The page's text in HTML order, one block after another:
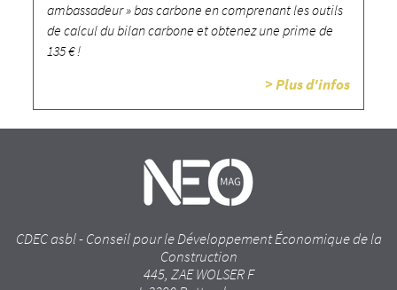
ambassadeur » bas carbone en comprenant les outils
de calcul du bilan carbone et obtenez une prime de
135 € !
> Plus d'infos
CDEC asbl - Conseil pour le Développement Économique de la
Construction
445, ZAE WOLSER F